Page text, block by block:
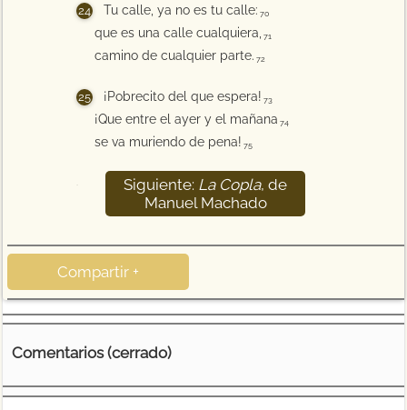
Tu calle, ya no es tu calle: 70
que es una calle cualquiera, 71
camino de cualquier parte. 72
¡Pobrecito del que espera! 73
¡Que entre el ayer y el mañana 74
se va muriendo de pena! 75
Siguiente: La Copla, de
Manuel Machado
Compartir +
Comentarios (cerrado)